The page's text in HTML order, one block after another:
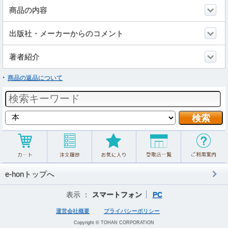
商品の内容
出版社・メーカーからのコメント
著者紹介
商品の返品について
e-honトップへ
表示 ： スマートフォン PC
運営会社概要 プライバシーポリシー
Copyright © TOHAN CORPORATION